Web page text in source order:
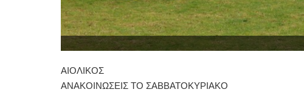
ΑΙΟΛΙΚΟΣ
ΑΝΑΚΟΙΝΩΣΕΙΣ ΤΟ ΣΑΒΒΑΤΟΚΥΡΙΑΚΟ